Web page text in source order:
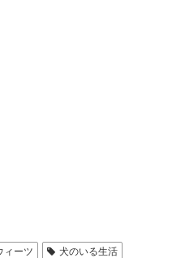
ィーツ 犬のいる生活